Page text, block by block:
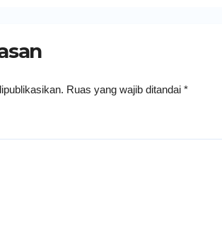
Ruas yang wajib ditandai *